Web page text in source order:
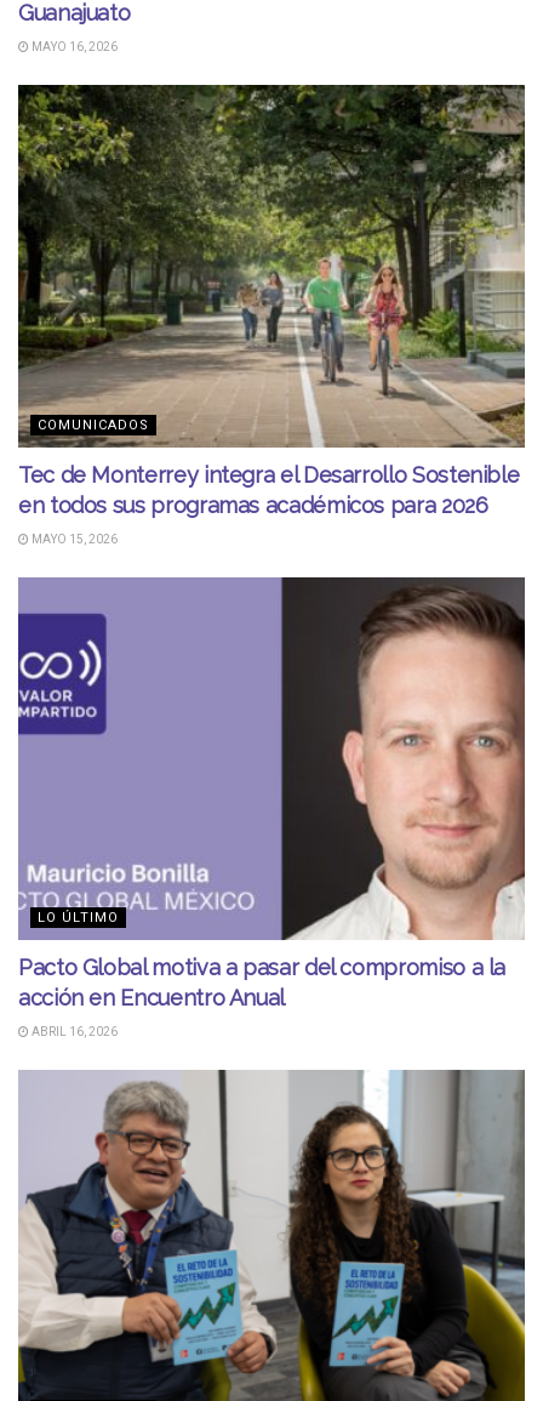
Guanajuato
MAYO 16, 2026
COMUNICADOS
Tec de Monterrey integra el Desarrollo Sostenible
en todos sus programas académicos para 2026
MAYO 15, 2026
LO ÚLTIMO
Pacto Global motiva a pasar del compromiso a la
acción en Encuentro Anual
ABRIL 16, 2026